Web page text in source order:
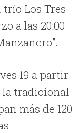
Los Tres
a las 20:00
19 a partir
la tradicional
más de 120